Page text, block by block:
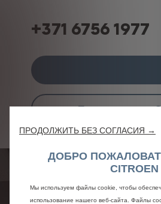
+371 6756 1977
Приложение
ПРОДОЛЖИТЬ БЕЗ СОГЛАСИЯ →
ДОБРО
CITROEN
Мы используем файлы cookie, чтобы
использование нашего веб-сайта. Файлы